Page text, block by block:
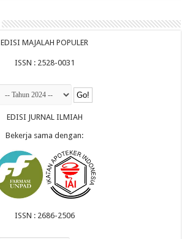
EDISI MAJALAH POPULER
ISSN : 2528-0031
EDISI JURNAL ILMIAH
Bekerja sama dengan:
ISSN : 2686-2506